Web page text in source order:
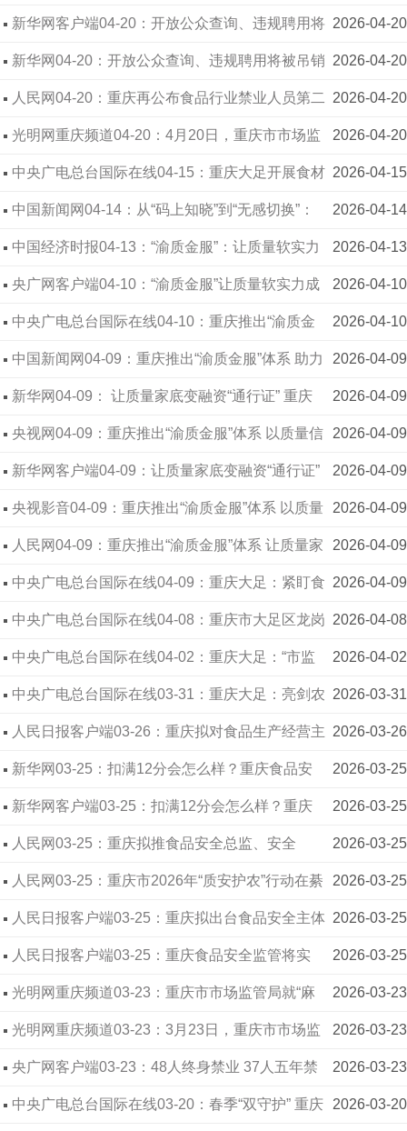
员名单 违规聘用将被吊销经营许可 2026-04-20
新华网客户端04-20：开放公众查询、违规聘用将
被吊销许可 重庆公布食品行业禁业人员第二批名单 2026-04-20
新华网04-20：开放公众查询、违规聘用将被吊销
许可 重庆公布食品行业禁业人员第二批名单 2026-04-20
人民网04-20：重庆再公布食品行业禁业人员第二
批名单89人 2026-04-20
光明网重庆频道04-20：4月20日，重庆市市场监
督管理局集中公布食品行业禁业人员第二批名单，
共89人，其中63人终身禁业、26人5年禁业
2026-04-15
中央广电总台国际在线04-15：重庆大足开展食材
配送企业“深度体检” 严把校园食品安全关 2026-04-14
中国新闻网04-14：从“码上知晓”到“无感切换”：
两江新区市场监管局的融合服务实践 2026-04-13
中国经济时报04-13：“渝质金服”：让质量软实力
转化为融资硬通货 2026-04-10
央广网客户端04-10：“渝质金服”让质量软实力成
为融资硬通货 2026-04-10
中央广电总台国际在线04-10：重庆推出“渝质金
服”体系 推动企业质量效益型发展 2026-04-09
中国新闻网04-09：重庆推出“渝质金服”体系 助力
中小微企业破解融资难题 2026-04-09
新华网04-09： 让质量家底变融资“通行证” 重庆
构建“渝质金服”体系支持中小微企业融资 2026-04-09
央视网04-09：重庆推出“渝质金服”体系 以质量信
用破解中小微企业融资难题 2026-04-09
新华网客户端04-09：让质量家底变融资“通行证”
重庆构建“渝质金服”体系支持中小微企业融资 2026-04-09
央视影音04-09：重庆推出“渝质金服”体系 以质量
信用破解中小微企业融资难题 2026-04-09
人民网04-09：重庆推出“渝质金服”体系 让质量家
底变成融资“通行证” 2026-04-09
中央广电总台国际在线04-09：重庆大足：紧盯食
品添加剂 严守食品安全底线 2026-04-08
中央广电总台国际在线04-08：重庆市大足区龙岗
市场监管所“三向发力” 织密计量公平“防护网” 2026-04-02
中央广电总台国际在线04-02：重庆大足：“市监
蓝”守护“开学季” 2026-03-31
中央广电总台国际在线03-31：重庆大足：亮剑农
村集市 守护“菜篮子”“秤杆子” 2026-03-26
人民日报客户端03-26：重庆拟对食品生产经营主
体实行分类监管 探索食品安全管理人员履职记分制 2026-03-25
新华网03-25：扣满12分会怎么样？重庆食品安
全领域将引入“计分制”管理 2026-03-25
新华网客户端03-25：扣满12分会怎么样？重庆
食品安全领域将引入“计分制”管理 2026-03-25
人民网03-25：重庆拟推食品安全总监、安全
员“履职记分制” 2026-03-25
人民网03-25：重庆市2026年“质安护农”行动在綦
江启动 2026-03-25
人民日报客户端03-25：重庆拟出台食品安全主体
责任监管新规：推行履职记分、“一案双查” 2026-03-25
人民日报客户端03-25：重庆食品安全监管将实
行“记分制” 2026-03-23
光明网重庆频道03-23：重庆市市场监管局就“麻
醉活鱼”事件发布情况通报 2026-03-23
光明网重庆频道03-23：3月23日，重庆市市场监
督管理局集中公布食品行业禁业人员第一批名单，
共85人，其中48人终身禁业、37人5年禁业。
2026-03-23
央广网客户端03-23：48人终身禁业 37人五年禁
业 重庆公布食品行业第一批禁业人员 2026-03-20
中央广电总台国际在线03-20：春季“双守护” 重庆